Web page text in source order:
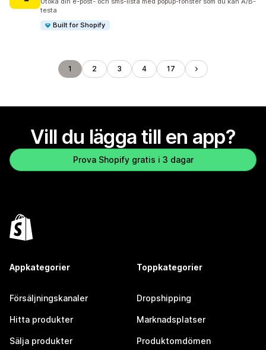
testa
Built for Shopify
1 2 3 4 17
Vill du lägga till en app?
Prova Shopify gratis i 3 dagar
Appkategorier
Försäljningskanaler
Hitta produkter
Sälja produkter
Toppkategorier
Dropshipping
Marknadsplatser
Produktomdömen